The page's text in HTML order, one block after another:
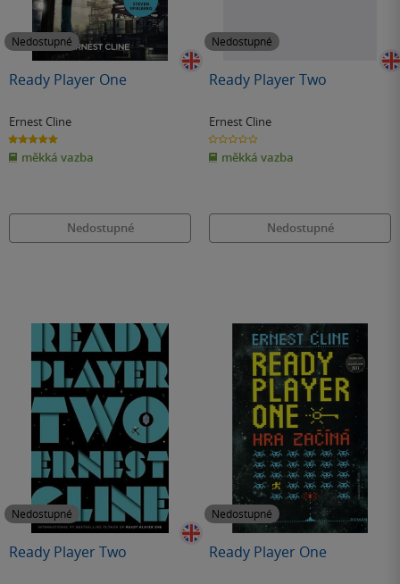
Nedostupné
Ready Player One
Ernest Cline
5.0
z
5
hvězdiček
měkká vazba
Nedostupné
Nedostupné
Ready Player Two
Ernest Cline
0.0
z
5
hvězdiček
měkká vazba
Nedostupné
Nedostupné
Ready Player Two
Nedostupné
Ready Player One